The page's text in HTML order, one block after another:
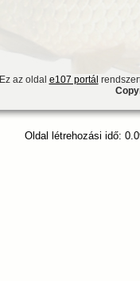
Ez az oldal e107 portál
Oldal létrehozási idő: